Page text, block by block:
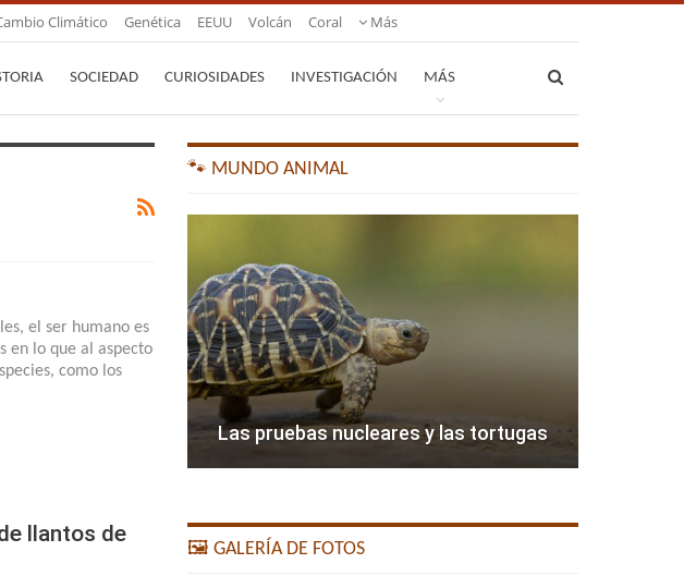
Climático Genética EEUU Volcán Coral Más
SOCIEDAD CURIOSIDADES INVESTIGACIÓN MÁS
el ser humano es
en lo que al aspecto
como los
llantos de
🐾 MUNDO ANIMAL
Las pruebas nucleares y las tortugas
🖼️ GALERÍA DE FOTOS